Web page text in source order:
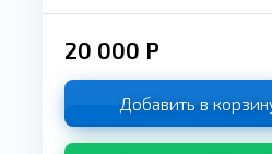
20 000 Р
Добавить в